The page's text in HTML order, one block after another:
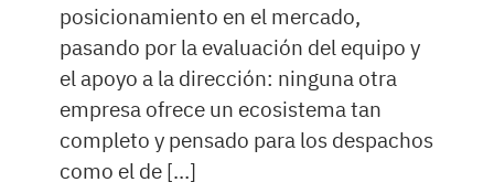
posicionamiento en el mercado,
pasando por la evaluación del equipo y
el apoyo a la dirección: ninguna otra
empresa ofrece un ecosistema tan
completo y pensado para los despachos
como el de […]